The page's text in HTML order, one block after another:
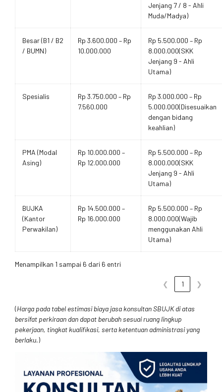
Jenjang 7 / 8 - Ahli
Muda/Madya)
Besar (B1 / B2
/ BUMN)
Rp 3.600.000 – Rp
10.000.000
Rp 5.500.000 – Rp
8.000.000(SKK
Jenjang 9 - Ahli
Utama)
Spesialis
Rp 3.750.000 – Rp
7.560.000
Rp 3.000.000 – Rp
5.000.000(Disesuaikan
dengan bidang
keahlian)
PMA (Modal
Asing)
Rp 10.000.000 –
Rp 12.000.000
Rp 5.500.000 – Rp
8.000.000(SKK
Jenjang 9 - Ahli
Utama)
BUJKA
(Kantor
Perwakilan)
Rp 14.500.000 –
Rp 16.000.000
Rp 5.500.000 – Rp
8.000.000(Wajib
menggunakan Ahli
Utama)
Menampilkan 1 sampai 6 dari 6 entri
❮ 1 ❯
(Harga pada tabel estimasi biaya jasa konsultan SBUJK di atas
bersifat perkiraan dan dapat berubah sesuai ruang lingkup
pekerjaan, tingkat kualifikasi, serta ketentuan administrasi yang
berlaku.)